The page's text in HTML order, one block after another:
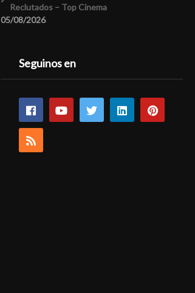
Reclutados – Top Cinema
05/08/2026
Seguinos en